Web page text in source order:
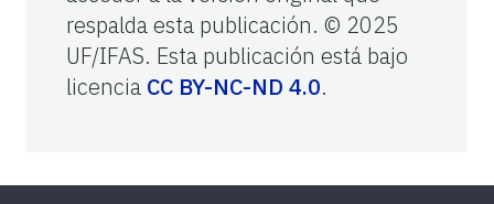
respalda esta publicación. © 2025
UF/IFAS. Esta publicación está bajo
licencia CC BY-NC-ND 4.0.